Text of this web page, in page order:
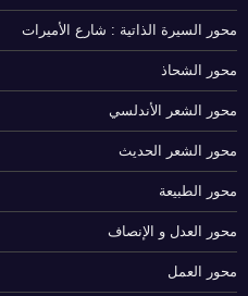
محور السيرة الذاتية : شارع الأميرات
محور الشحاذ
محور الشعر الأندلسي
محور الشعر الحديث
محور الطبيعة
محور العدل و الإنصاف
محور العمل